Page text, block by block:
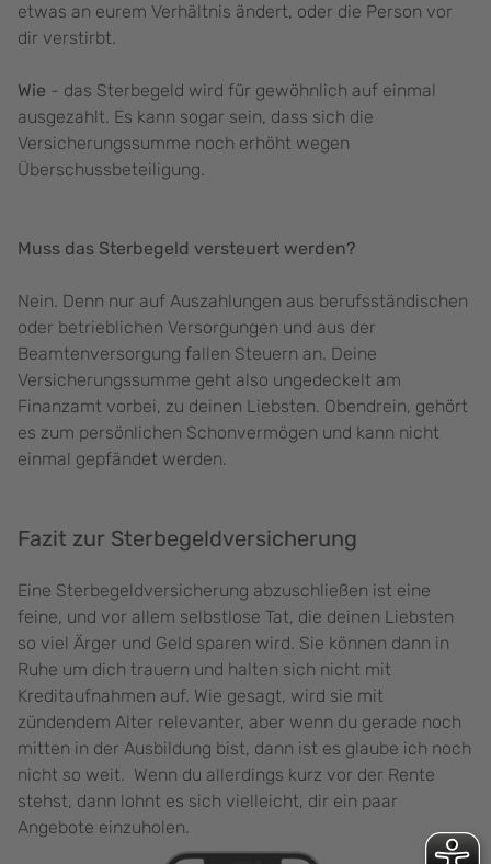
etwas an eurem Verhältnis ändert, oder die Person vor
dir verstirbt.
Wie - das Sterbegeld wird für gewöhnlich auf einmal
ausgezahlt. Es kann sogar sein, dass sich die
Versicherungssumme noch erhöht wegen
Überschussbeteiligung.
Muss das Sterbegeld versteuert werden?
Nein. Denn nur auf Auszahlungen aus berufsständischen
oder betrieblichen Versorgungen und aus der
Beamtenversorgung fallen Steuern an. Deine
Versicherungssumme geht also ungedeckelt am
Finanzamt vorbei, zu deinen Liebsten. Obendrein, gehört
es zum persönlichen Schonvermögen und kann nicht
einmal gepfändet werden.
Fazit zur Sterbegeldversicherung
Eine Sterbegeldversicherung abzuschließen ist eine
feine, und vor allem selbstlose Tat, die deinen Liebsten
so viel Ärger und Geld sparen wird. Sie können dann in
Ruhe um dich trauern und halten sich nicht mit
Kreditaufnahmen auf. Wie gesagt, wird sie mit
zündendem Alter relevanter, aber wenn du gerade noch
mitten in der Ausbildung bist, dann ist es glaube ich noch
nicht so weit. Wenn du allerdings kurz vor der Rente
stehst, dann lohnt es sich vielleicht, dir ein paar
Angebote einzuholen.